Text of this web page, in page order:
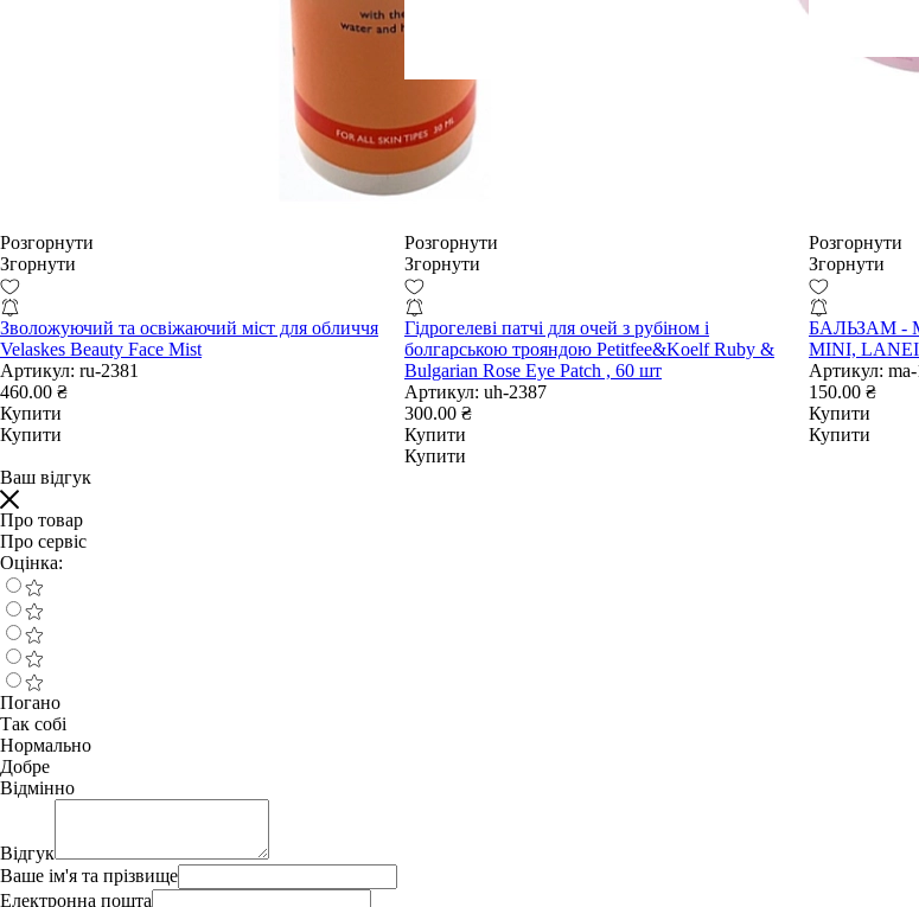
Розгорнути
Згорнути
Зволожуючий та освіжаючий міст для обличчя
Velaskes Beauty Face Mist
Артикул: ru-2381
460.00 ₴
Купити
Купити
Розгорнути
Згорнути
Гідрогелеві патчі для очей з рубіном і
болгарською трояндою Petitfee&Koelf Ruby &
Bulgarian Rose Eye Patch , 60 шт
Артикул: uh-2387
300.00 ₴
Купити
Купити
Розгорнути
Згорнути
БАЛЬЗАМ -
MINI,
Артикул:
150.00 ₴
Купити
Купити
Ваш відгук
Про товар
Про сервіс
Оцінка:
Погано
Так собі
Нормально
Добре
Відмінно
Відгук
Ваше ім'я та прізвище
Електронна пошта